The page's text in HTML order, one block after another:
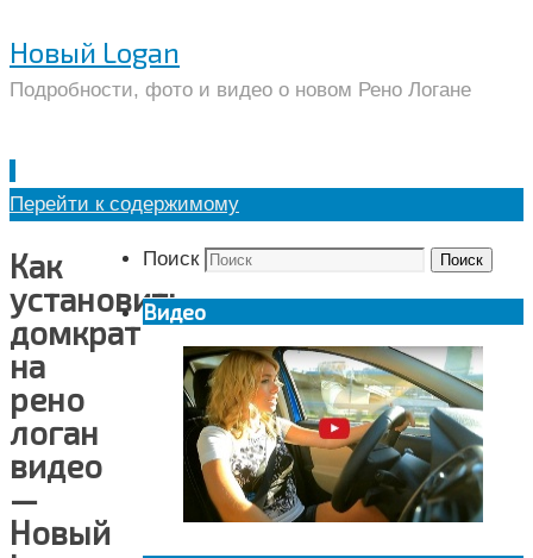
Новый Logan
Подробности, фото и видео о новом Рено Логане
Перейти к содержимому
Как
установить
домкрат
на
рено
логан
видео
—
Новый
Поиск Поиск
Видео